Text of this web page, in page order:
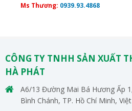
Ms Thương:0939.93.4868
CÔNG TY TNHH SẢN XUẤT
HÀ PHÁT
A6/13 Đường Mai Bá Hương Ấp
Bình Chánh, TP. Hồ Chí Minh,